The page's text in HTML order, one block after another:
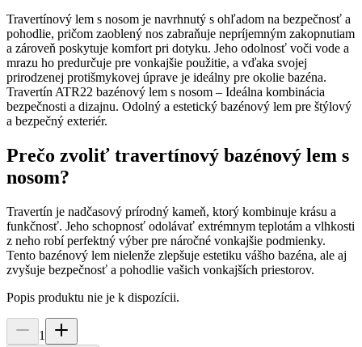
Travertínový lem s nosom je navrhnutý s ohľadom na bezpečnosť a
pohodlie, pričom zaoblený nos zabraňuje nepríjemným zakopnutiam
a zároveň poskytuje komfort pri dotyku. Jeho odolnosť voči vode a
mrazu ho predurčuje pre vonkajšie použitie, a vďaka svojej
prirodzenej protišmykovej úprave je ideálny pre okolie bazéna.
Travertín ATR22 bazénový lem s nosom – Ideálna kombinácia
bezpečnosti a dizajnu. Odolný a estetický bazénový lem pre štýlový
a bezpečný exteriér.
Prečo zvoliť travertínový bazénový lem s
nosom?
Travertín je nadčasový prírodný kameň, ktorý kombinuje krásu a
funkčnosť. Jeho schopnosť odolávať extrémnym teplotám a vlhkosti
z neho robí perfektný výber pre náročné vonkajšie podmienky.
Tento bazénový lem nielenže zlepšuje estetiku vášho bazéna, ale aj
zvyšuje bezpečnosť a pohodlie vašich vonkajších priestorov.
Popis produktu nie je k dispozícii.
1